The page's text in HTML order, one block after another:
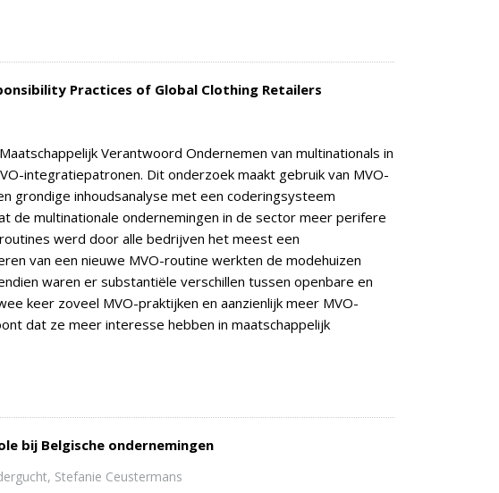
Practices of Global Clothing Retailers
Verantwoord Ondernemen van multinationals in
integratiepatronen. Dit onderzoek maakt gebruik van MVO-
grondige inhoudsanalyse met een coderingsysteem
de multinationale ondernemingen in de sector meer perifere
werd door alle bedrijven het meest een
van een nieuwe MVO-routine werkten de modehuizen
waren er substantiële verschillen tussen openbare en
keer zoveel MVO-praktijken en aanzienlijk meer MVO-
dat ze meer interesse hebben in maatschappelijk
bij Belgische ondernemingen
Stefanie Ceustermans